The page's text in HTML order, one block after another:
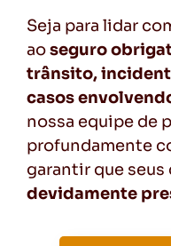
Seja para lidar
aoseguro
trânsito,
casos
nossa equipe de
profundamente
garantir que
devidamente